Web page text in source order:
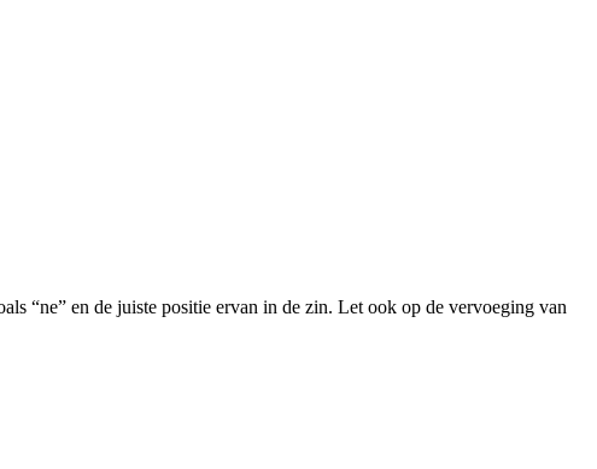
“ne” en de juiste positie ervan in de zin. Let ook op de vervoeging van